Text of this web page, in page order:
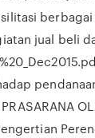
berbagai
jual beli